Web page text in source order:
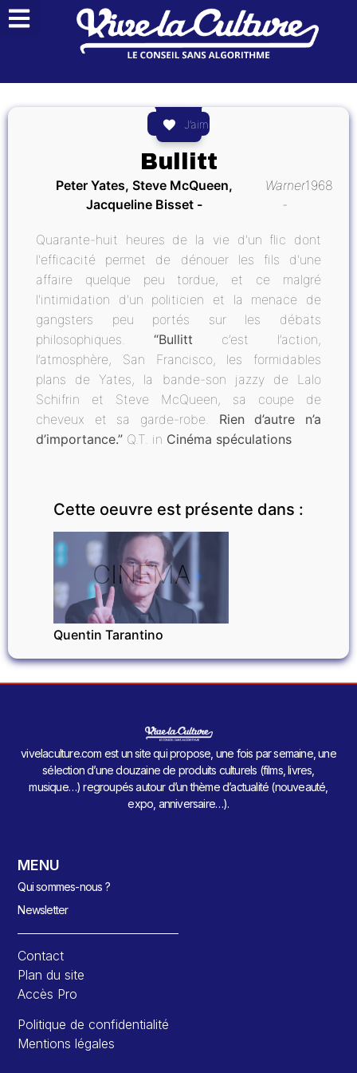
J’aime
Bullitt
Peter Yates, Steve McQueen,
Jacqueline Bisset
Warner1968
Quarante-huit heures de la vie d'un flic dont
l'efficacité permet de dénouer les fils d'une
affaire quelque peu tordue, et ce malgré
l'intimidation d'un politicien et la menace de
gangsters peu portés sur les débats
philosophiques. “Bullitt c’est l’action,
l’atmosphère, San Francisco, les formidables
plans de Yates, la bande-son jazzy de Lalo
Schifrin et Steve McQueen, sa coupe de
cheveux et sa garde-robe. Rien d’autre n’a
d’importance.” Q.T. in Cinéma spéculations
Cette oeuvre est présente dans :
CINÉMA
Quentin Tarantino
vivelaculture.com est un site qui propose, une fois par semaine, une
sélection d’une douzaine de produits culturels (films, livres,
musique…) regroupés autour d’un thème d’actualité (nouveauté,
expo, anniversaire…).
MENU
Qui sommes-nous ?
Newsletter
Contact
Plan du site
Accès Pro
Politique de confidentialité
Mentions légales